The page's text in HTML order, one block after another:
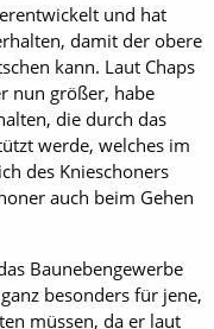
und hat
damit der obere
kann. Laut Chaps
nun größer, habe
die durch das
werde, welches im
des Knieschoners
auch beim Gehen
Baunebengewerbe
besonders für jene,
müssen, da er laut